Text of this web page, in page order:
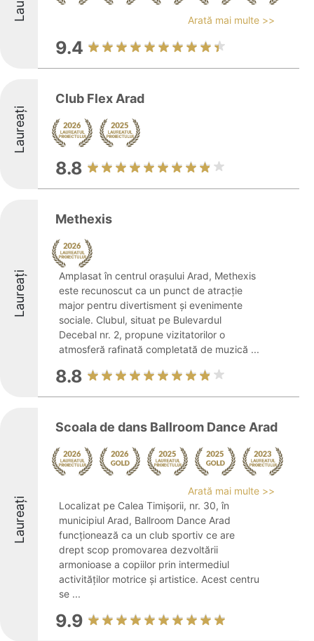
Arată mai multe >>
9.4
Laureați
Club Flex Arad
8.8
Laureați
Methexis
Amplasat în centrul orașului Arad, Methexis
este recunoscut ca un punct de atracție
major pentru divertisment și evenimente
sociale. Clubul, situat pe Bulevardul
Decebal nr. 2, propune vizitatorilor o
atmosferă rafinată completată de muzică ...
8.8
Laureați
Scoala de dans Ballroom Dance Arad
Arată mai multe >>
Localizat pe Calea Timișorii, nr. 30, în
municipiul Arad, Ballroom Dance Arad
funcționează ca un club sportiv ce are
drept scop promovarea dezvoltării
armonioase a copiilor prin intermediul
activităților motrice și artistice. Acest centru
se ...
9.9